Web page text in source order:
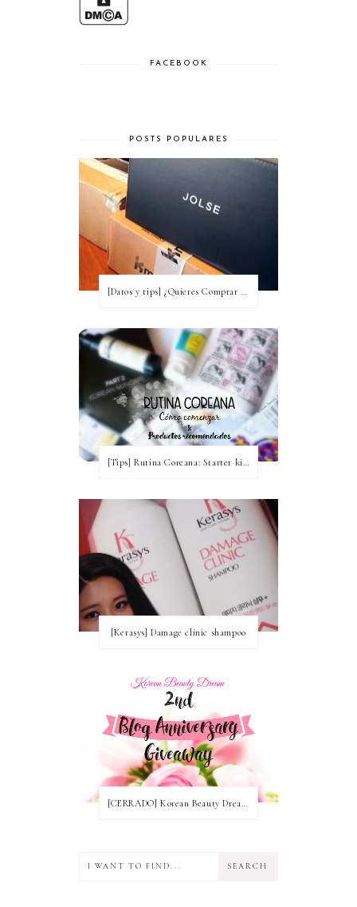
FACEBOOK
POSTS POPULARES
[Datos y tips] ¿Quieres Comprar a Corea y no tienes idea? [Actualizada a 2020]
[Tips] Rutina Coreana: Starter kit para comenzar ~ Productos recomendados
[Kerasys] Damage clinic shampoo
[CERRADO] Korean Beauty Dream Blog Anniversary Nº2! ~ Ganadoras